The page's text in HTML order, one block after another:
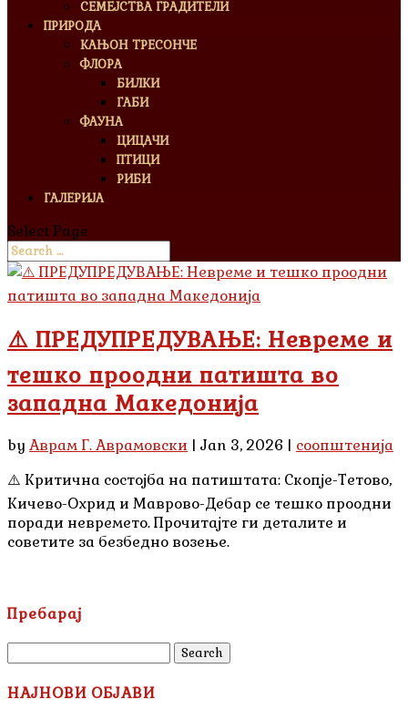
СЕМЕЈСТВА ГРАДИТЕЛИ
ПРИРОДА
КАЊОН ТРЕСОНЧЕ
ФЛОРА
БИЛКИ
ГАБИ
ФАУНА
ЦИЦАЧИ
ПТИЦИ
РИБИ
ГАЛЕРИЈА
Select Page
⚠️ ПРЕДУПРЕДУВАЊЕ: Невреме и
тешко проодни патишта во
западна Македонија
by Аврам Г. Аврамовски | Jan 3, 2026 | соопштенија
⚠️ Критична состојба на патиштата: Скопје-Тетово,
Кичево-Охрид и Маврово-Дебар се тешко проодни
поради невремето. Прочитајте ги деталите и
советите за безбедно возење.
Пребарај
НАЈНОВИ ОБЈАВИ